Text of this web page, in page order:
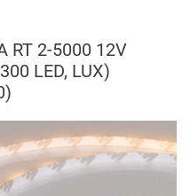
2-5000 12V
LED, LUX)